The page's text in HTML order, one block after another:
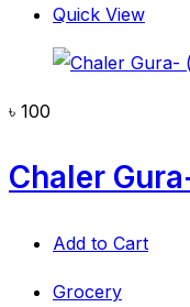
Quick View
৳ 100
Chaler Gura-
Add to Cart
Grocery